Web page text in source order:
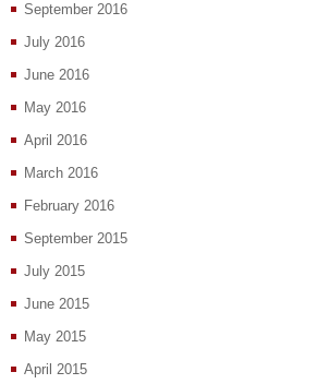
September 2016
July 2016
June 2016
May 2016
April 2016
March 2016
February 2016
September 2015
July 2015
June 2015
May 2015
April 2015